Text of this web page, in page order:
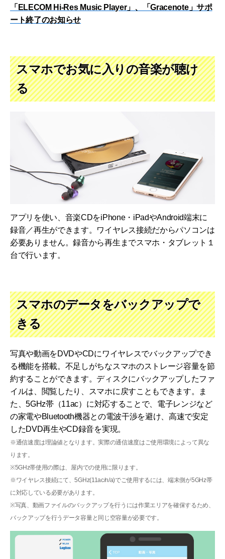
「ELECOM Hi-Res Music Player」、「Gracenote」サポ
ート終了のお知らせ
スマホでお気に入りの音楽が聴け
る
アプリを使い、音楽CDをiPhone・iPadやAndroid端末に
録音／再生ができます。ワイヤレス接続だからパソコンは
必要ありません。録音から再生までスマホ・タブレット１
台で行います。
スマホのデータをバックアップで
きる
写真や動画をDVDやCDにワイヤレスでバックアップでき
る機能を搭載。不足しがちなスマホのストレージ容量を節
約することができます。ディスクにバックアップしたファ
イルは、閲覧したり、スマホに戻すこともできます。ま
た、5GHz帯（11ac）に対応することで、電子レンジなど
の家電やBluetooth機器との電波干渉を避け、高速で安定
したDVD再生やCD録音を実現。
※通信速度は理論値となります。実際の通信速度はご使用環境によって異な
ります。
※5GHz帯使用の際は、屋内での使用に限ります。
※ワイヤレス接続にて、5GHz(11ac/n/a)でご使用するには、端末側が5GHz帯
に対応している必要があります。
※写真、動画ファイルのバックアップを行うには作業エリアを確保するため、
バックアップを行うデータ容量と同じ空容量が必要です。